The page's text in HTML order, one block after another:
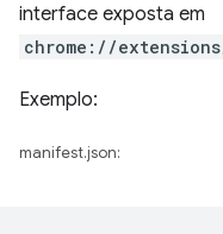
interface exposta em
chrome://
Exemplo:
manifest.json: